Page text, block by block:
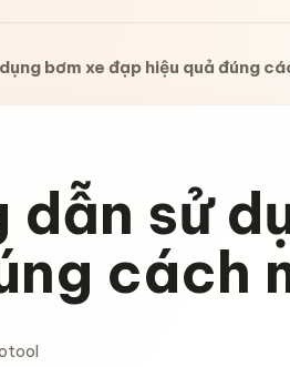
bơm xe đạp hiệu quả đúng
dẫn sử
cách